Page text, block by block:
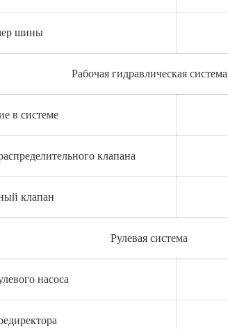
шины
Рабочая гидравлическая система
в системе
клапана
клапан
Рулевая система
насоса